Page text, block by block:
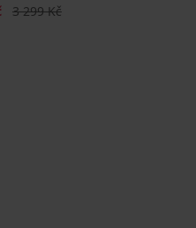
Původní cena
3 299 Kč